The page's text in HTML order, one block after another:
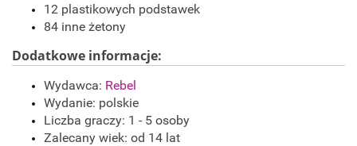
12 plastikowych podstawek
84 inne żetony
Dodatkowe informacje:
Wydawca: Rebel
Wydanie: polskie
Liczba graczy: 1 - 5 osoby
Zalecany wiek: od 14 lat